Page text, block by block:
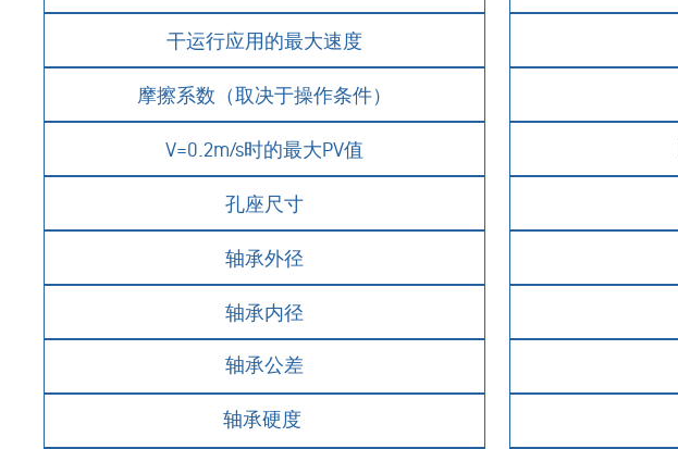
干运行应用的最大速度
摩擦系数（取决于操作条件）
V=0.2m/s时的最大PV值
孔座尺寸
轴承外径
轴承内径
轴承公差
轴承硬度